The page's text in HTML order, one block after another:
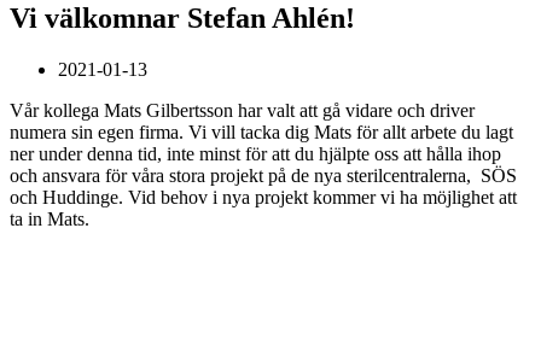
Vi välkomnar Stefan Ahlén!
2021-01-13
Vår kollega Mats Gilbertsson har valt att gå vidare och driver
numera sin egen firma. Vi vill tacka dig Mats för allt arbete du lagt
ner under denna tid, inte minst för att du hjälpte oss att hålla ihop
och ansvara för våra stora projekt på de nya sterilcentralerna, SÖS
och Huddinge. Vid behov i nya projekt kommer vi ha möjlighet att
ta in Mats.